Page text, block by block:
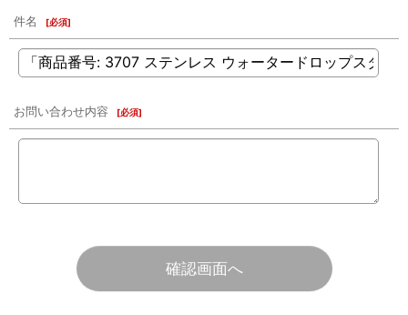
件名 [必須]
お問い合わせ内容 [必須]
確認画面へ